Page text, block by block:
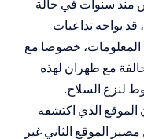
منذ سنوات في حالة
قد يواجه تداعيات
المعلومات، خصوصا مع
مع طهران لهذه
لنزع السلاح.
الموقع الذي اكتشفه
الموقع الثاني غير